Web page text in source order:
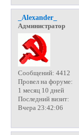
_Alexander_
Администратор
Сообщений: 4412
Провел на форуме:
1 месяц 10 дней
Последний визит:
Вчера 23:42:06